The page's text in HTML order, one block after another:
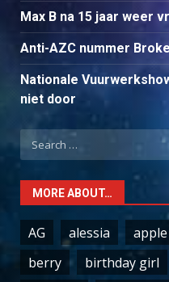
Max B na 15 jaar weer
Anti-AZC nummer
Nationale
niet door
Search
for:
MORE ABOUT…
AG alessia
berry
birthday girl